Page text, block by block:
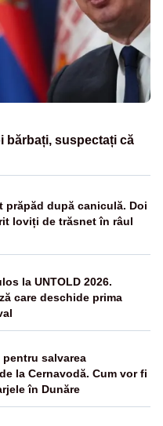
bărbați, suspectați că
prăpăd după caniculă. Doi
loviți de trăsnet în râul
la UNTOLD 2026.
care deschide prima
salvarea
la Cernavodă. Cum vor fi
în Dunăre